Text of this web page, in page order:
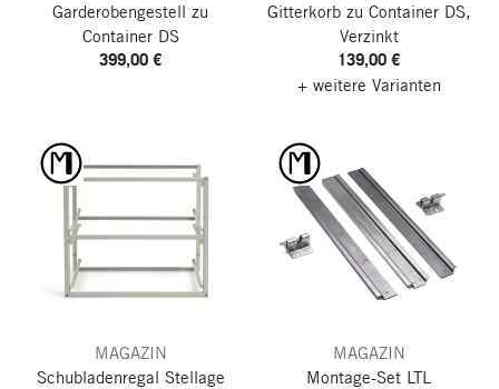
Garderobengestell zu
Container DS
399,00 €
Gitterkorb zu Container DS,
Verzinkt
139,00 €
+ weitere Varianten
MAGAZIN
Schubladenregal Stellage
MAGAZIN
Montage-Set LTL